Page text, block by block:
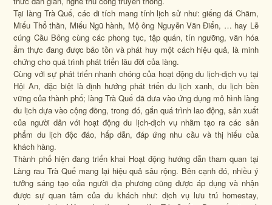
Tại làng Trà Quế, các di tích mang tính lịch sử như: giếng đá Chăm,
Miếu Thổ thần, Miếu Ngũ hành, Mộ ông Nguyễn Văn Điển, … hay Lễ
cúng Cầu Bông cùng các phong tục, tập quán, tín ngưỡng, văn hóa
ẩm thực đang được bảo tồn và phát huy một cách hiệu quả, là minh
chứng cho quá trình phát triển lâu đời của làng.
Cùng với sự phát triển nhanh chóng của hoạt động du lịch-dịch vụ tại
Hội An, đặc biệt là định hướng phát triển du lịch xanh, du lịch bền
vững của thành phố; làng Trà Quế đã đưa vào ứng dụng mô hình làng
du lịch dựa vào cộng đồng, trong đó, gắn quá trình lao động, sản xuất
của người dân với hoạt động du lịch-dịch vụ nhằm tạo ra các sản
phẩm du lịch độc đáo, hấp dẫn, đáp ứng nhu cầu và thị hiếu của
khách hàng.
Thành phố hiện đang triển khai Hoạt động hướng dẫn tham quan tại
Làng rau Trà Quế mang lại hiệu quả sâu rộng. Bên cạnh đó, nhiều ý
tưởng sáng tạo của người địa phương cũng được áp dụng và nhận
được sự quan tâm của du khách như: dịch vụ lưu trú homestay,